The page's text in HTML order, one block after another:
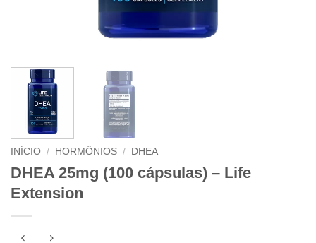
INÍCIO / HORMÔNIOS / DHEA
DHEA 25mg (100 cápsulas) – Life
Extension